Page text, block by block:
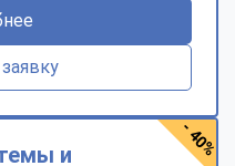
и
- 40%